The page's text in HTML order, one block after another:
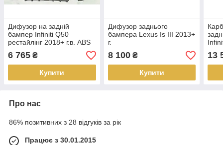
Дифузор на задній
бампер Infiniti Q50
рестайлінг 2018+ г.в. ABS
пластик
6 765 ₴
Купити
Дифузор заднього
бампера Lexus Is III 2013+
г.
8 100₴
Купити
13
Про нас
86% позитивних з 28 відгуків за рік
Працює з 30.01.2015